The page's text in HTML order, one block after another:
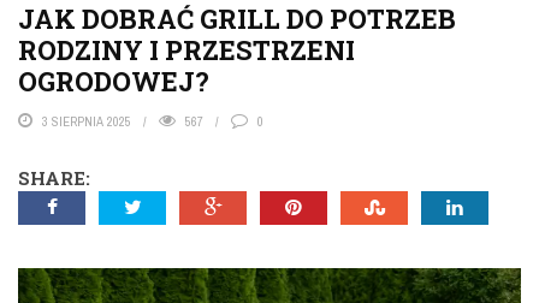
JAK DOBRAĆ GRILL DO POTRZEB
RODZINY I PRZESTRZENI
OGRODOWEJ?
3 SIERPNIA 2025 567 0
SHARE: